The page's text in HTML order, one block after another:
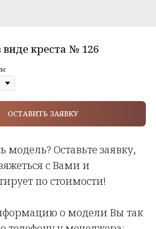
креста № 126
ОСТАВИТЬ ЗАЯВКУ
модель? Оставьте заявку,
с Вами и
по стоимости!
о модели Вы так